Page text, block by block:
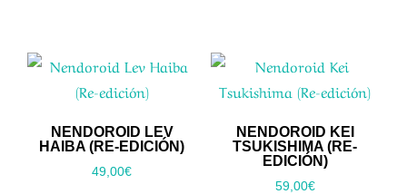
NENDOROID LEV
HAIBA (RE-EDICIÓN)
49,00€
NENDOROID KEI
TSUKISHIMA (RE-
EDICIÓN)
59,00€